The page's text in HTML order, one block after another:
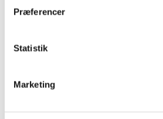
Præferencer
Statistik
Marketing
Kontakt os
Gå til login